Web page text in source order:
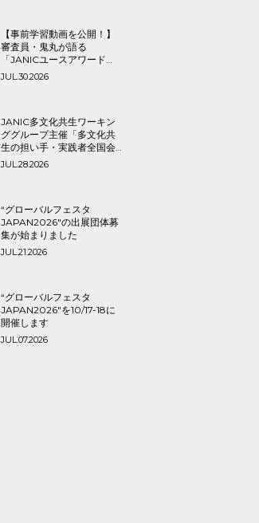
【事前学習動画を公開！】
審査員・鬼丸が語る
「JANICユースアワード
2026」応募のヒントとメッ
JUL.30.2026
JANIC多文化共生ワーキン
ググループ主催「多文化共
生の担い手・実践者全国会
議2026」9月3日（木）
JUL.28.2026
“グローバルフェスタ
JAPAN2026″の出展団体募
集が始まりました
JUL.21.2026
“グローバルフェスタ
JAPAN2026″を10/17-18に
開催します
JUL.07.2026